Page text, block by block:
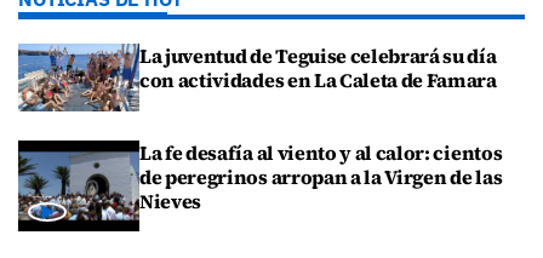
La juventud de Teguise celebrará su día
con actividades en La Caleta de Famara
La fe desafía al viento y al calor: cientos
de peregrinos arropan a la Virgen de las
Nieves